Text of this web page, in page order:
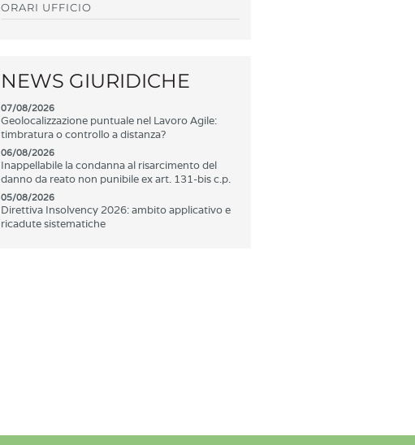
ORARI UFFICIO
NEWS GIURIDICHE
07/08/2026
Geolocalizzazione puntuale nel Lavoro Agile:
timbratura o controllo a distanza?
06/08/2026
Inappellabile la condanna al risarcimento del
danno da reato non punibile ex art. 131-bis c.p.
05/08/2026
Direttiva Insolvency 2026: ambito applicativo e
ricadute sistematiche